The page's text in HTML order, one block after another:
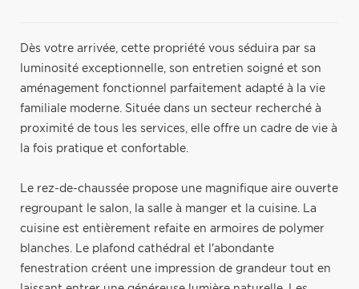
Dès votre arrivée, cette propriété vous séduira par sa
luminosité exceptionnelle, son entretien soigné et son
aménagement fonctionnel parfaitement adapté à la vie
familiale moderne. Située dans un secteur recherché à
proximité de tous les services, elle offre un cadre de vie à
la fois pratique et confortable.
Le rez-de-chaussée propose une magnifique aire ouverte
regroupant le salon, la salle à manger et la cuisine. La
cuisine est entièrement refaite en armoires de polymer
blanches. Le plafond cathédral et l'abondante
fenestration créent une impression de grandeur tout en